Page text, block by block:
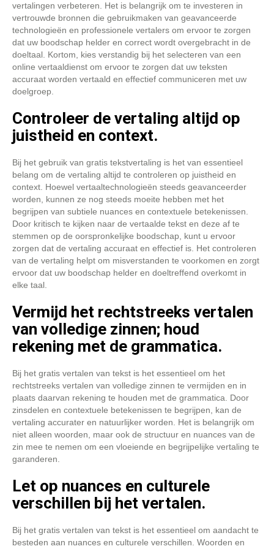
vertalingen verbeteren. Het is belangrijk om te investeren in
vertrouwde bronnen die gebruikmaken van geavanceerde
technologieën en professionele vertalers om ervoor te zorgen
dat uw boodschap helder en correct wordt overgebracht in de
doeltaal. Kortom, kies verstandig bij het selecteren van een
online vertaaldienst om ervoor te zorgen dat uw teksten
accuraat worden vertaald en effectief communiceren met uw
doelgroep.
Controleer de vertaling altijd op
juistheid en context.
Bij het gebruik van gratis tekstvertaling is het van essentieel
belang om de vertaling altijd te controleren op juistheid en
context. Hoewel vertaaltechnologieën steeds geavanceerder
worden, kunnen ze nog steeds moeite hebben met het
begrijpen van subtiele nuances en contextuele betekenissen.
Door kritisch te kijken naar de vertaalde tekst en deze af te
stemmen op de oorspronkelijke boodschap, kunt u ervoor
zorgen dat de vertaling accuraat en effectief is. Het controleren
van de vertaling helpt om misverstanden te voorkomen en zorgt
ervoor dat uw boodschap helder en doeltreffend overkomt in
elke taal.
Vermijd het rechtstreeks vertalen
van volledige zinnen; houd
rekening met de grammatica.
Bij het gratis vertalen van tekst is het essentieel om het
rechtstreeks vertalen van volledige zinnen te vermijden en in
plaats daarvan rekening te houden met de grammatica. Door
zinsdelen en contextuele betekenissen te begrijpen, kan de
vertaling accurater en natuurlijker worden. Het is belangrijk om
niet alleen woorden, maar ook de structuur en nuances van de
zin mee te nemen om een vloeiende en begrijpelijke vertaling te
garanderen.
Let op nuances en culturele
verschillen bij het vertalen.
Bij het gratis vertalen van tekst is het essentieel om aandacht te
besteden aan nuances en culturele verschillen. Woorden en